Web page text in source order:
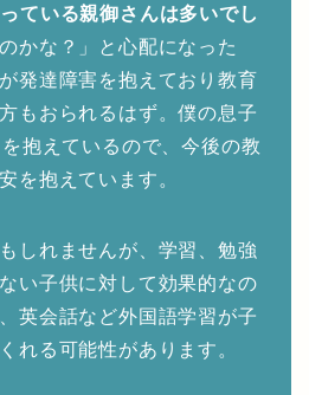
ている親御さんは多いでし
かな？」と心配になった
発達障害を抱えており教育
もおられるはず。僕の息子
抱えているので、今後の教
を抱えています。
しれませんが、学習、勉強
い子供に対して効果的なの
英会話など外国語学習が子
れる可能性があります。